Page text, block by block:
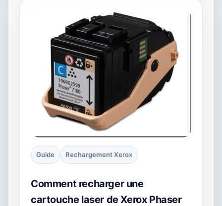
Guide Rechargement Xerox
Comment recharger une
cartouche laser de Xerox Phaser